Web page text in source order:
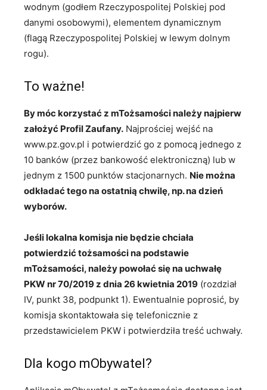
wodnym (godłem Rzeczypospolitej Polskiej pod
danymi osobowymi), elementem dynamicznym
(flagą Rzeczypospolitej Polskiej w lewym dolnym
rogu).
To ważne!
By móc korzystać z mTożsamości należy najpierw
założyć Profil Zaufany. Najprościej wejść na
www.pz.gov.pl i potwierdzić go z pomocą jednego z
10 banków (przez bankowość elektroniczną) lub w
jednym z 1500 punktów stacjonarnych. Nie można
odkładać tego na ostatnią chwilę, np. na dzień
wyborów.
Jeśli lokalna komisja nie będzie chciała
potwierdzić tożsamości na podstawie
mTożsamości, należy powołać się na uchwałę
PKW nr 70/2019 z dnia 26 kwietnia 2019 (rozdział
IV, punkt 38, podpunkt 1). Ewentualnie poprosić, by
komisja skontaktowała się telefonicznie z
przedstawicielem PKW i potwierdziła treść uchwały.
Dla kogo mObywatel?